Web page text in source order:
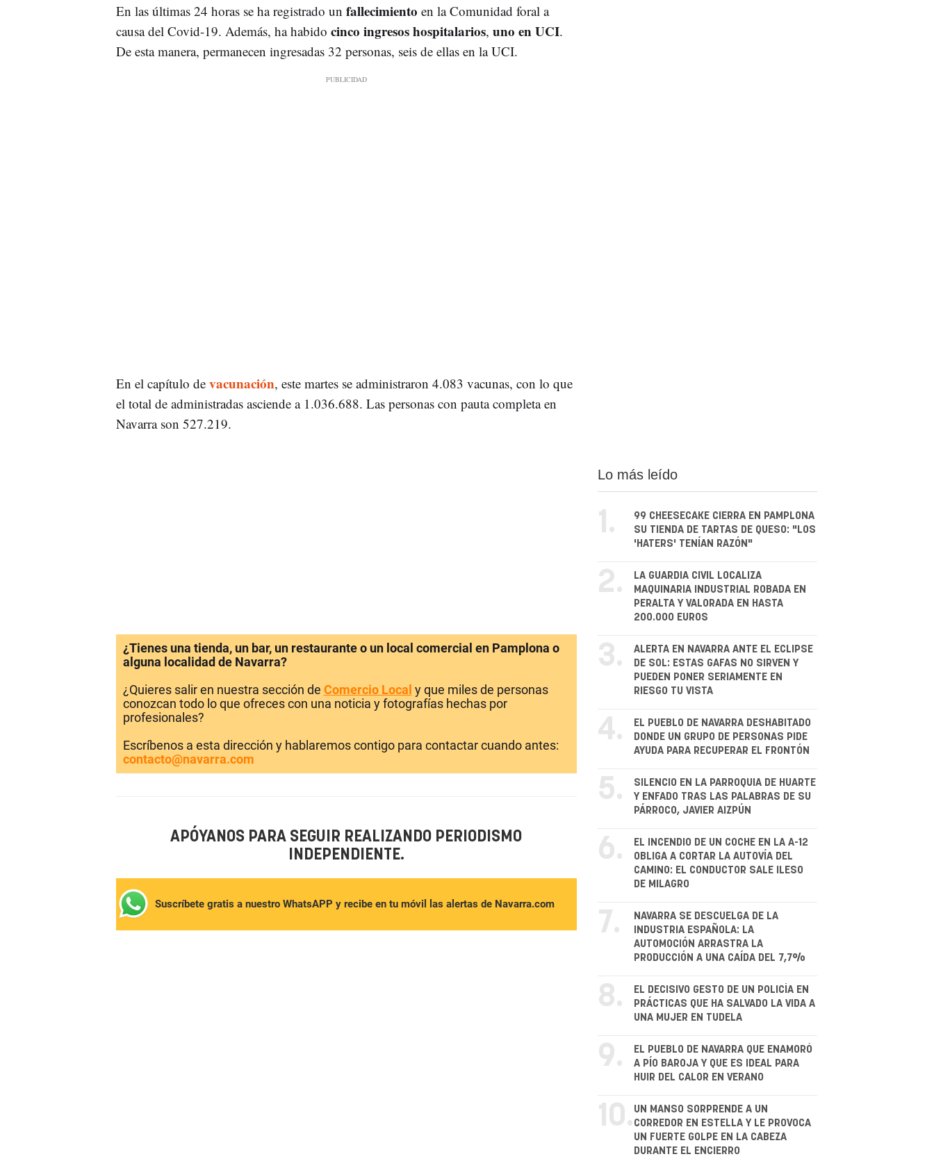
En las últimas 24 horas se ha registrado un fallecimiento en la Comunidad foral a
causa del Covid-19. Además, ha habido cinco ingresos hospitalarios, uno en UCI.
De esta manera, permanecen ingresadas 32 personas, seis de ellas en la UCI.
En el capítulo de vacunación, este martes se administraron 4.083 vacunas, con lo que
el total de administradas asciende a 1.036.688. Las personas con pauta completa en
Navarra son 527.219.
¿Tienes una tienda, un bar, un restaurante o un local comercial en Pamplona o
alguna localidad de Navarra?
¿Quieres salir en nuestra sección de Comercio Local y que miles de personas
conozcan todo lo que ofreces con una noticia y fotografías hechas por
profesionales?
Escríbenos a esta dirección y hablaremos contigo para contactar cuando antes:
contacto@navarra.com
APÓYANOS PARA SEGUIR REALIZANDO PERIODISMO
INDEPENDIENTE.
Suscríbete gratis a nuestro WhatsAPP y recibe en tu móvil las alertas de Navarra.com
Lo más leído
1.
99 CHEESECAKE CIERRA EN PAMPLONA
SU TIENDA DE TARTAS DE QUESO: "LOS
'HATERS' TENÍAN RAZÓN"
2.
LA GUARDIA CIVIL LOCALIZA
MAQUINARIA INDUSTRIAL ROBADA EN
PERALTA Y VALORADA EN HASTA
200.000 EUROS
3.
ALERTA EN NAVARRA ANTE EL ECLIPSE
DE SOL: ESTAS GAFAS NO SIRVEN Y
PUEDEN PONER SERIAMENTE EN
RIESGO TU VISTA
4.
EL PUEBLO DE NAVARRA DESHABITADO
DONDE UN GRUPO DE PERSONAS PIDE
AYUDA PARA RECUPERAR EL FRONTÓN
5.
SILENCIO EN LA PARROQUIA DE HUARTE
Y ENFADO TRAS LAS PALABRAS DE SU
PÁRROCO, JAVIER AIZPÚN
6.
EL INCENDIO DE UN COCHE EN LA A-12
OBLIGA A CORTAR LA AUTOVÍA DEL
CAMINO: EL CONDUCTOR SALE ILESO
DE MILAGRO
7.
NAVARRA SE DESCUELGA DE LA
INDUSTRIA ESPAÑOLA: LA
AUTOMOCIÓN ARRASTRA LA
PRODUCCIÓN A UNA CAÍDA DEL 7,7%
8.
EL DECISIVO GESTO DE UN POLICÍA EN
PRÁCTICAS QUE HA SALVADO LA VIDA A
UNA MUJER EN TUDELA
9.
EL PUEBLO DE NAVARRA QUE ENAMORÓ
A PÍO BAROJA Y QUE ES IDEAL PARA
HUIR DEL CALOR EN VERANO
10. UN MANSO SORPRENDE A UN
CORREDOR EN ESTELLA Y LE PROVOCA
UN FUERTE GOLPE EN LA CABEZA
DURANTE EL ENCIERRO